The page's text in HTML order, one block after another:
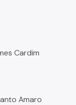
Cardim
Amaro